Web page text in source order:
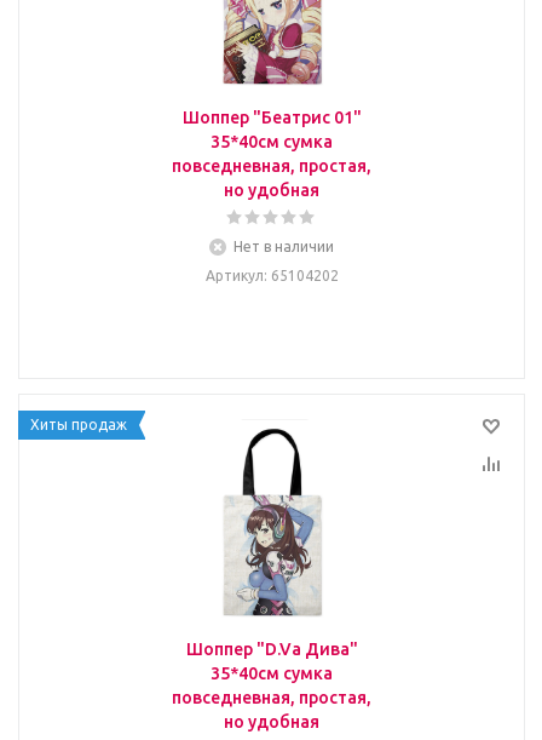
Шоппер "Беатрис 01"
35*40см сумка
повседневная, простая,
но удобная
Нет в наличии
Артикул: 65104202
Хиты продаж
Шоппер "D.Va Дива"
35*40см сумка
повседневная, простая,
но удобная